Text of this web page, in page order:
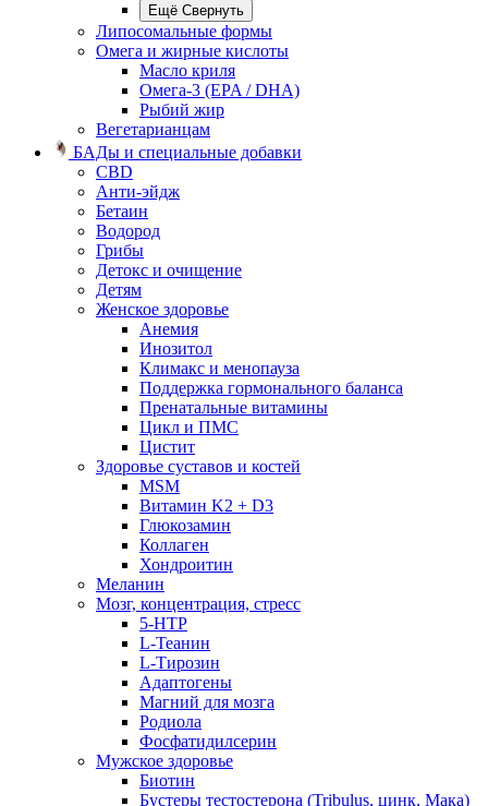
Ещё Свернуть
Липосомальные формы
Омега и жирные кислоты
Масло криля
Омега-3 (EPA / DHA)
Рыбий жир
Вегетарианцам
БАДы и специальные добавки
CBD
Анти-эйдж
Бетаин
Водород
Грибы
Детокс и очищение
Детям
Женское здоровье
Анемия
Инозитол
Климакс и менопауза
Поддержка гормонального баланса
Пренатальные витамины
Цикл и ПМС
Цистит
Здоровье суставов и костей
MSM
Витамин K2 + D3
Глюкозамин
Коллаген
Хондроитин
Меланин
Мозг, концентрация, стресс
5-HTP
L-Теанин
L-Тирозин
Адаптогены
Магний для мозга
Родиола
Фосфатидилсерин
Мужское здоровье
Биотин
Бустеры тестостерона (Tribulus, цинк, Мака)